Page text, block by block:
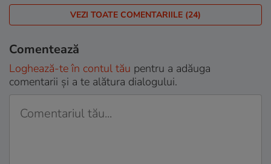
VEZI TOATE COMENTARIILE (24)
Comentează
Loghează-te în contul tău pentru a adăuga
comentarii și a te alătura dialogului.